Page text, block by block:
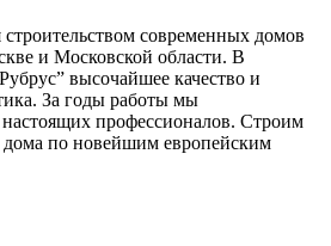
современных домов
и Московской области. В
высочайшее качество и
За годы работы мы
профессионалов. Строим
по новейшим европейским